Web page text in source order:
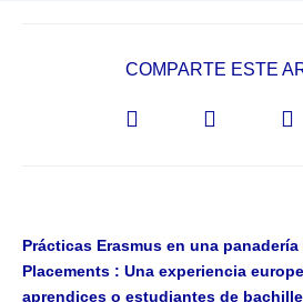
COMPARTE ESTE
Prácticas Erasmus en una
Placements : Una experiencia
aprendices o estudiantes de